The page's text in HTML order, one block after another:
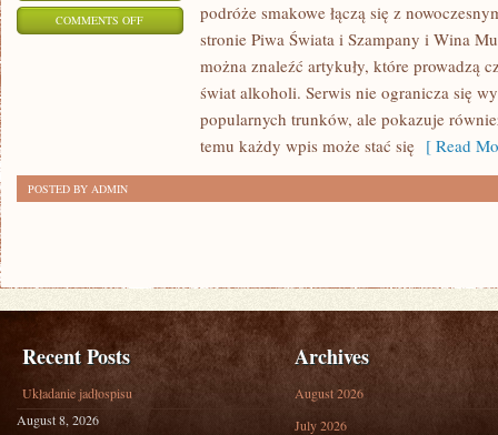
COMMENTS OFFON
TADZIKPIJE
podróże smakowe łączą się z
stronie Piwa Świata i Szampany i Wina
można znaleźć artykuły, które prowadzą
świat alkoholi. Serwis nie ogranicza się
popularnych trunków, ale pokazuje
temu każdy wpis może stać się [ Read
POSTED BY ADMIN
Recent Posts
Układanie jadłospisu
August 8, 2026
Archives
August 2026
July 2026